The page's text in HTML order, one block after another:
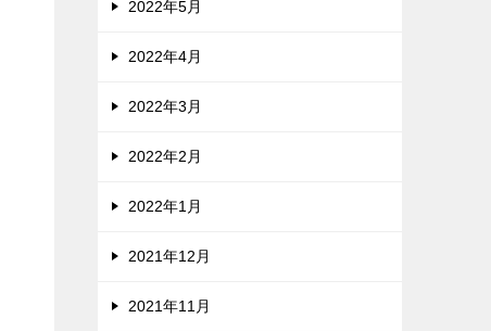
2022年5月
2022年4月
2022年3月
2022年2月
2022年1月
2021年12月
2021年11月